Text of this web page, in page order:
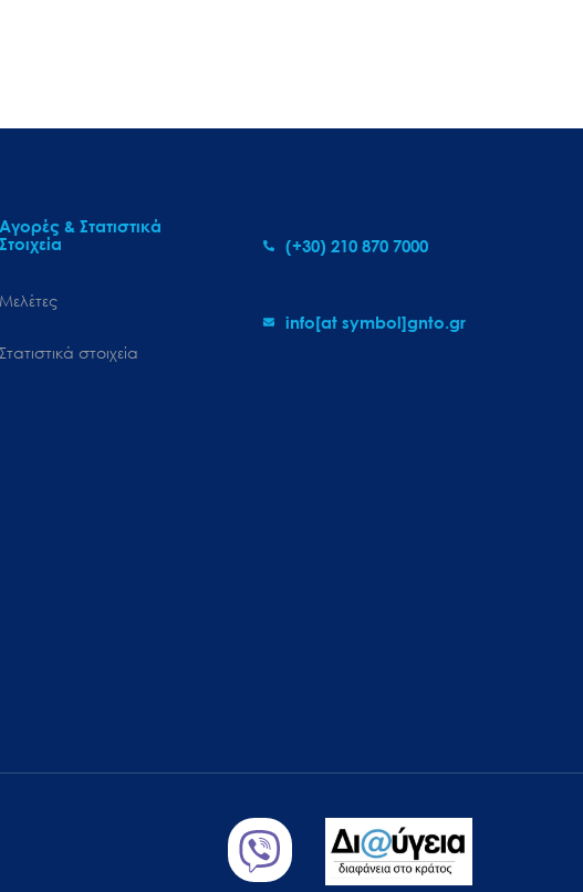
Αγορές & Στατιστικά
Στοιχεία
Μελέτες
Στατιστικά στοιχεία
(+30) 210 870 7000
info[at symbol]gnto.gr